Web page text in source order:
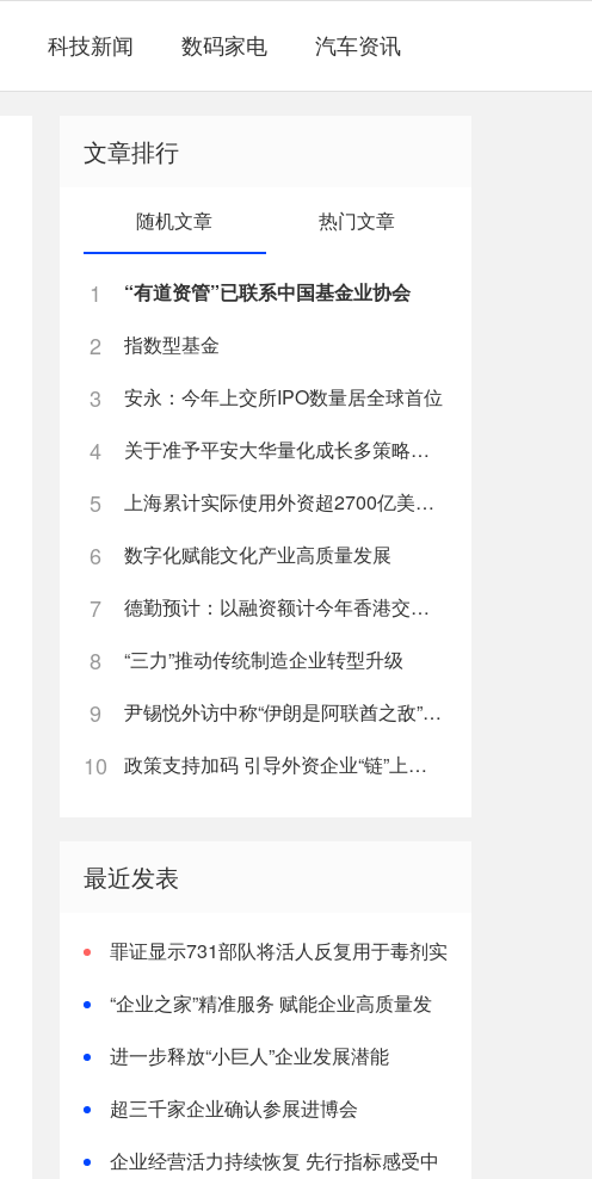
科技新闻 数码家电 汽车资讯
文章排行
随机文章 热门文章
1 “有道资管”已联系中国基金业协会
2 指数型基金
3 安永：今年上交所IPO数量居全球首位
4 关于准予平安大华量化成长多策略灵活配置混合型证券投资基金注册
5 上海累计实际使用外资超2700亿美元 今年吸收外资创历史新高
6 数字化赋能文化产业高质量发展
7 德勤预计：以融资额计今年香港交易所和上海证券交易所将列全球新股市场第二
8 “三力”推动传统制造企业转型升级
9 尹锡悦外访中称“伊朗是阿联酋之敌”引大争议，韩外交部急回应
10 政策支持加码 引导外资企业“链”上布局
最近发表
罪证显示731部队将活人反复用于毒剂实
“企业之家”精准服务 赋能企业高质量发
进一步释放“小巨人”企业发展潜能
超三千家企业确认参展进博会
企业经营活力持续恢复 先行指标感受中